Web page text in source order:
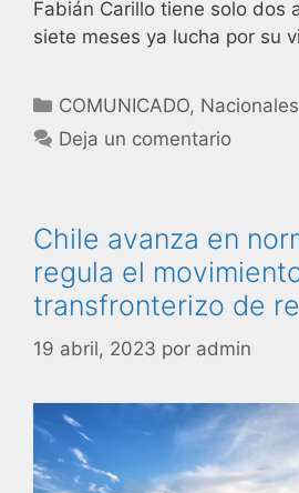
Fabián Carillo tiene solo dos
siete meses ya lucha por su
COMUNICADO, Nacionales
Deja un comentario
Chile avanza en
regula el
transfronterizo de
19 abril, 2023 por admin